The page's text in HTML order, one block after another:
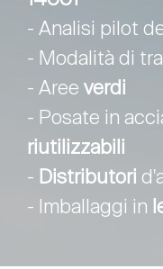
- Analisi pilot
- Modalità di
- Aree verdi
- Posate in
riutilizzabili
- Distributori
- Imballaggi in